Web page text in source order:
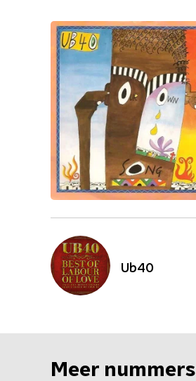
Ub40
Meer nummers